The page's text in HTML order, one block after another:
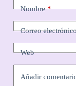
Nombre*
Correo
Web
Añadir